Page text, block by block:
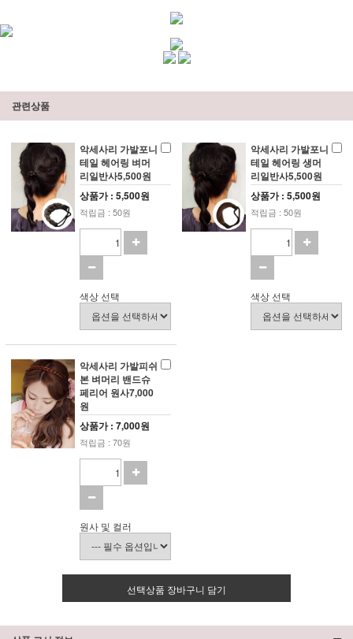
관련상품
악세사리 가발포니
테일 헤어링 벼머
리일반사5,500원
상품가 : 5,500원
적립금 : 50원
색상 선택
악세사리 가발포니
테일 헤어링 생머
리일반사5,500원
상품가 : 5,500원
적립금 : 50원
색상 선택
악세사리 가발피쉬
본 벼머리 밴드슈
페리어 원사7,000
원
상품가 : 7,000원
적립금 : 70원
원사 및 컬러
선택상품 장바구니 담기